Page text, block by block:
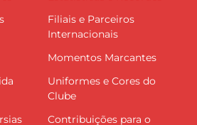
Filiais e Parceiros
Internacionais
Momentos Marcantes
Uniformes e Cores do
Clube
Contribuições para o